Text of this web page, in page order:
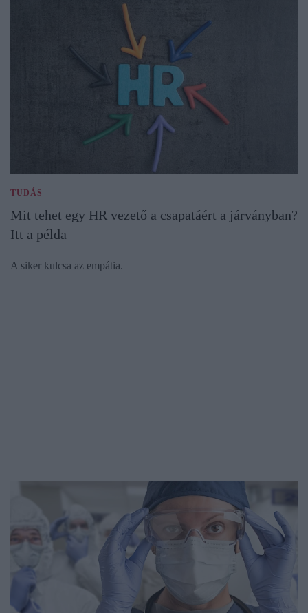
TUDÁS
Mit tehet egy HR vezető a csapatáért a járványban?
Itt a példa
A siker kulcsa az empátia.